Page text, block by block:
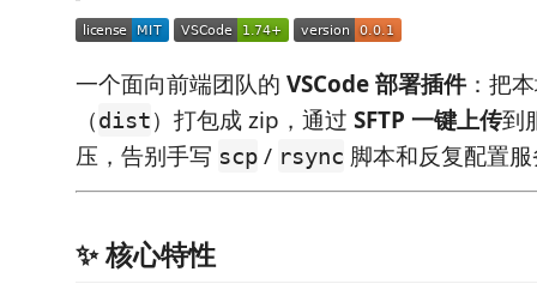
一个面向前端团队的 VSCode 部署插件 ：把
（dist）打包成 zip，通过 SFTP 一键上传到
压，告别手写 scp / rsync 脚本和反复配置
✨ 核心特性